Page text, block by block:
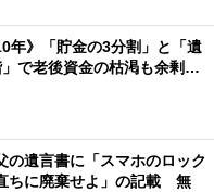
年》「貯金の3分割」と「遺
で老後資金の枯渇も余剰…
の遺言書に「スマホのロック
ちに廃棄せよ」の記載 無